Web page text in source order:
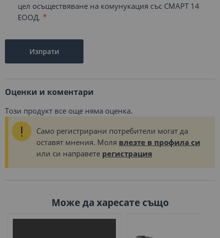
цел осъществяване на комунукация със СМАРТ 14
ЕООД.
Изпрати
Оценки и коментари
Този продукт все още няма оценка.
Само регистрирани потребители могат да
оставят мнения. Моля влезте в профила си
или си направете регистрация
Може да харесате също